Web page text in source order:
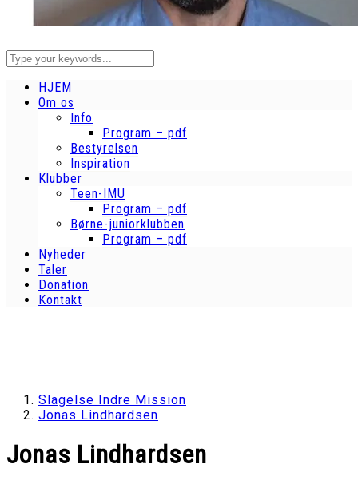
HJEM
Om os
Info
Program – pdf
Bestyrelsen
Inspiration
Klubber
Teen-IMU
Program – pdf
Børne-juniorklubben
Program – pdf
Nyheder
Taler
Donation
Kontakt
Slagelse Indre Mission
Jonas Lindhardsen
Jonas Lindhardsen